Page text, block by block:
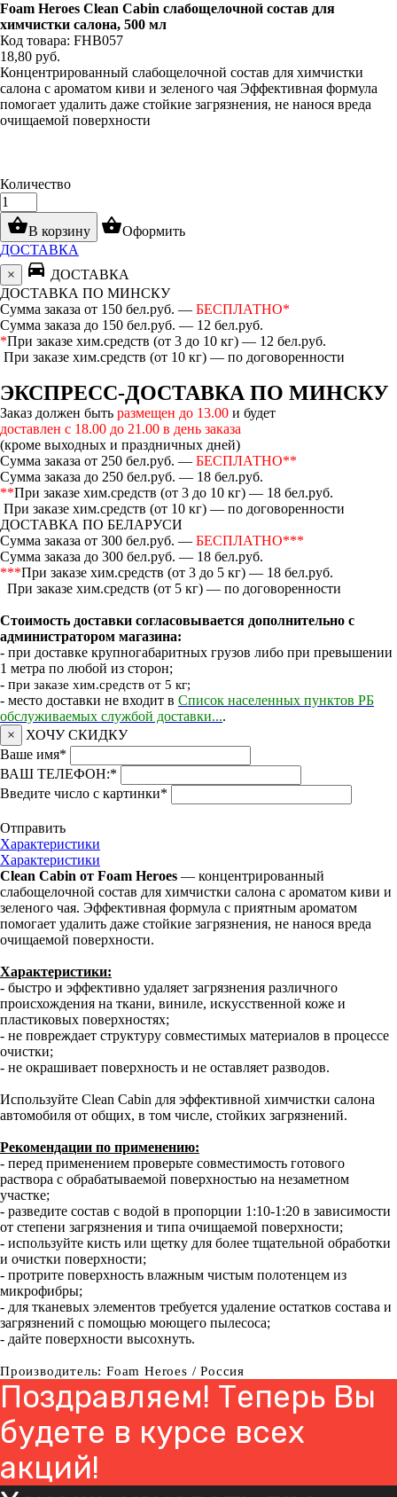
Foam Heroes Clean Cabin слабощелочной состав для
химчистки салона, 500 мл
Код товара: FHB057
18,80 руб.
Концентрированный слабощелочной состав для химчистки
салона с ароматом киви и зеленого чая Эффективная формула
помогает удалить даже стойкие загрязнения, не нанося вреда
очищаемой поверхности
Количество
shopping_basketВ корзину shopping_basketОформить
ДОСТАВКА
×
directions_car ДОСТАВКА
ДОСТАВКА ПО МИНСКУ
Сумма заказа от 150 бел.руб. — БЕСПЛАТНО*
Сумма заказа до 150 бел.руб. — 12 бел.руб.
*При заказе хим.средств (от 3 до 10 кг) — 12 бел.руб.
При заказе хим.средств (от 10 кг) — по договоренности
ЭКСПРЕСС-ДОСТАВКА ПО МИНСКУ
Заказ должен быть размещен до 13.00 и будет
доставлен с 18.00 до 21.00 в день заказа
(кроме выходных и праздничных дней)
Сумма заказа от 250 бел.руб. — БЕСПЛАТНО**
Сумма заказа до 250 бел.руб. — 18 бел.руб.
**При заказе хим.средств (от 3 до 10 кг) — 18 бел.руб.
При заказе хим.средств (от 10 кг) — по договоренности
ДОСТАВКА ПО БЕЛАРУСИ
Сумма заказа от 300 бел.руб. — БЕСПЛАТНО***
Сумма заказа до 300 бел.руб. — 18 бел.руб.
***При заказе хим.средств (от 3 до 5 кг) — 18 бел.руб.
При заказе хим.средств (от 5 кг) — по договоренности
Стоимость доставки согласовывается дополнительно с
администратором магазина:
- при доставке крупногабаритных грузов либо при превышении
1 метра по любой из сторон;
- при заказе хим.средств от 5 кг;
- место доставки не входит в Список населенных пунктов РБ
обслуживаемых службой доставки....
×
ХОЧУ СКИДКУ
Ваше имя*
ВАШ ТЕЛЕФОН:*
Введите число с картинки*
Отправить
Характеристики
Характеристики
Clean Cabin от Foam Heroes — концентрированный
слабощелочной состав для химчистки салона с ароматом киви и
зеленого чая. Эффективная формула с приятным ароматом
помогает удалить даже стойкие загрязнения, не нанося вреда
очищаемой поверхности.
Характеристики:
- быстро и эффективно удаляет загрязнения различного
происхождения на ткани, виниле, искусственной коже и
пластиковых поверхностях;
- не повреждает структуру совместимых материалов в процессе
очистки;
- не окрашивает поверхность и не оставляет разводов.
Используйте Clean Cabin для эффективной химчистки салона
автомобиля от общих, в том числе, стойких загрязнений.
Рекомендации по применению:
- перед применением проверьте совместимость готового
раствора с обрабатываемой поверхностью на незаметном
участке;
- разведите состав с водой в пропорции 1:10-1:20 в зависимости
от степени загрязнения и типа очищаемой поверхности;
- используйте кисть или щетку для более тщательной обработки
и очистки поверхности;
- протрите поверхность влажным чистым полотенцем из
микрофибры;
- для тканевых элементов требуется удаление остатков состава и
загрязнений с помощью моющего пылесоса;
- дайте поверхности высохнуть.
Производитель: Foam Heroes / Россия
Поздравляем! Теперь Вы
будете в курсе всех
акций!